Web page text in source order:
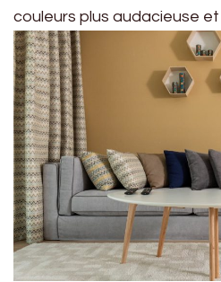
couleurs plus audacieuse